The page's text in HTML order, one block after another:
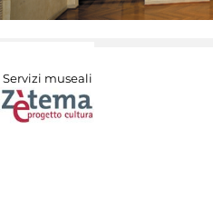
Servizi museali